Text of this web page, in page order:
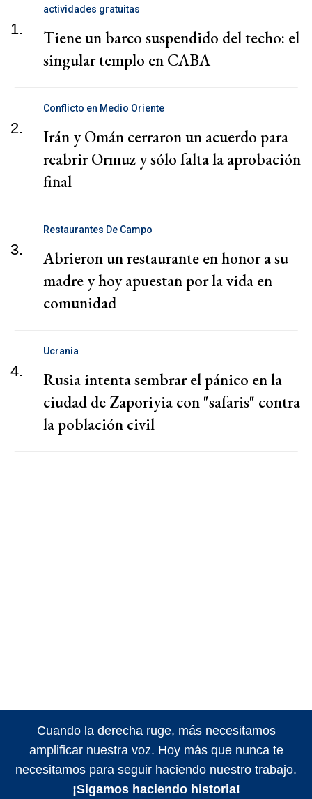
1.
actividades gratuitas
Tiene un barco suspendido del techo: el
singular templo en CABA
2.
Conflicto en Medio Oriente
Irán y Omán cerraron un acuerdo para
reabrir Ormuz y sólo falta la aprobación
final
3.
Restaurantes De Campo
Abrieron un restaurante en honor a su
madre y hoy apuestan por la vida en
comunidad
4.
Ucrania
Rusia intenta sembrar el pánico en la
ciudad de Zaporiyia con "safaris" contra
la población civil
Cuando la derecha ruge, más necesitamos
amplificar nuestra voz. Hoy más que nunca te
necesitamos para seguir haciendo nuestro trabajo.
¡Sigamos haciendo historia!